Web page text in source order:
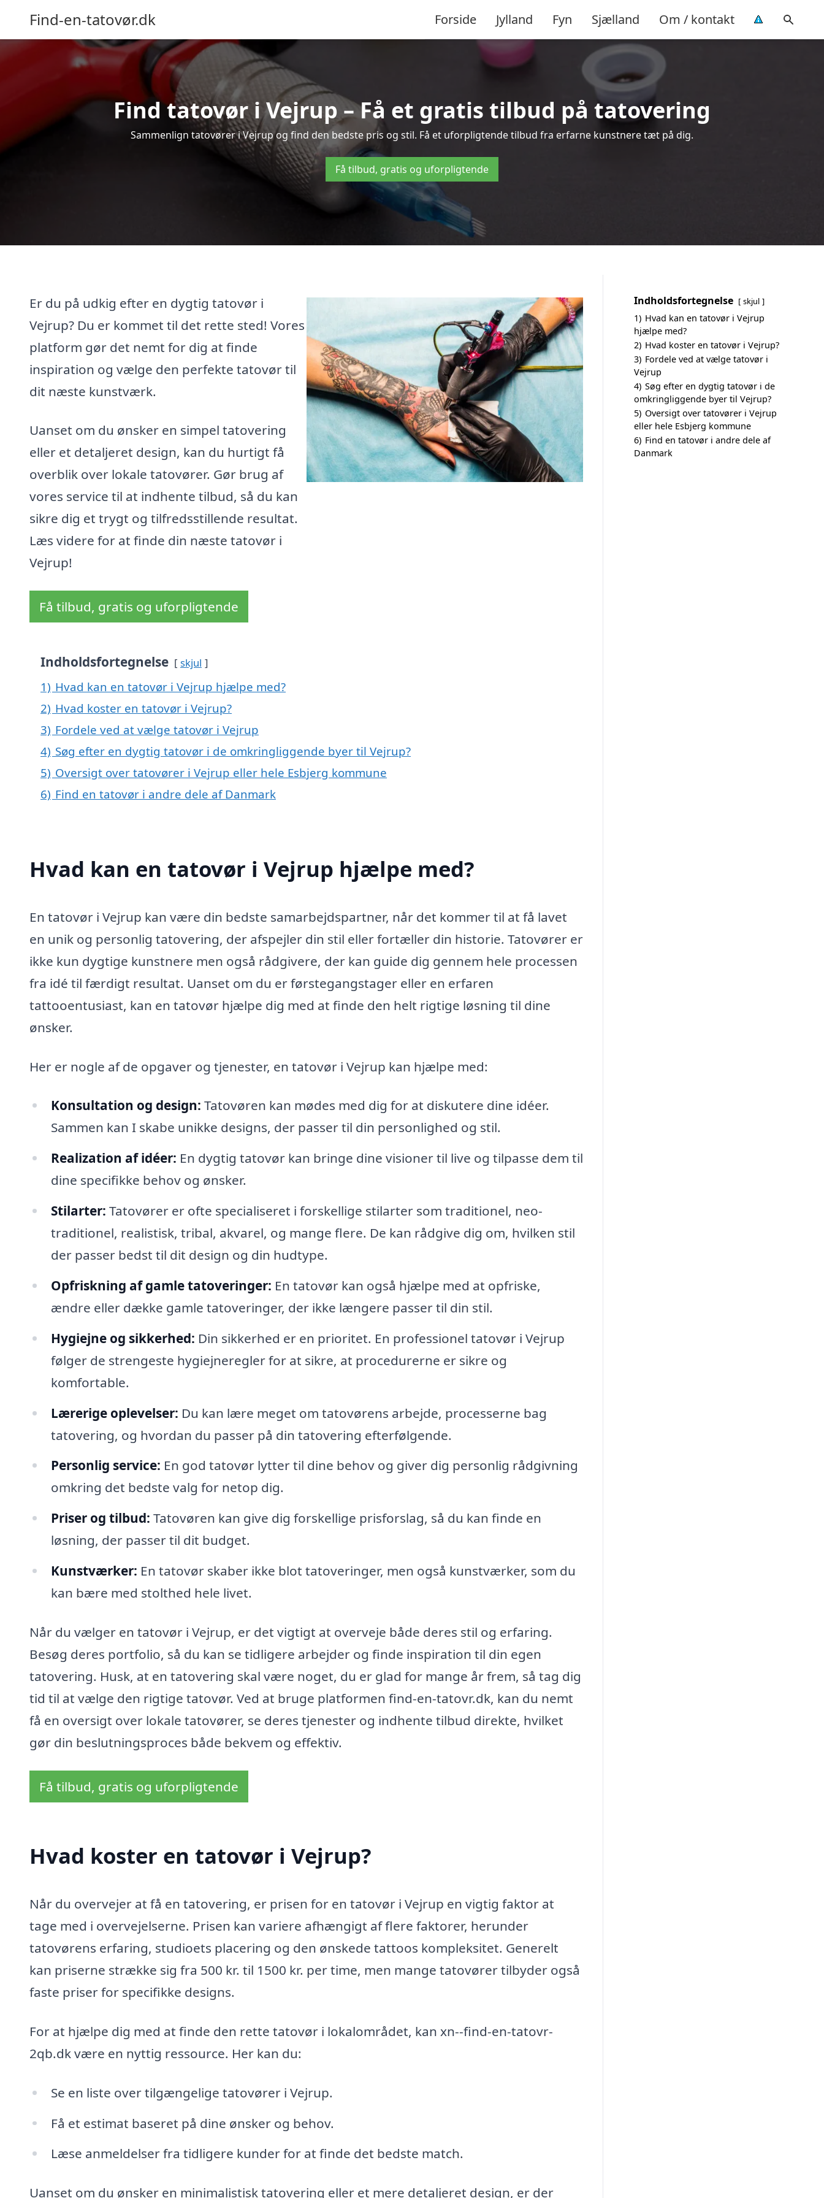
Find-en-tatovør.dk Forside Jylland Fyn Sjælland Om / kontakt
Find tatovør i Vejrup – Få et gratis tilbud på tatovering
Sammenlign tatovører i Vejrup og find den bedste pris og stil. Få et uforpligtende tilbud fra erfarne kunstnere tæt på dig.
Få tilbud, gratis og uforpligtende
Er du på udkig efter en dygtig tatovør i
Vejrup? Du er kommet til det rette sted! Vores
platform gør det nemt for dig at finde
inspiration og vælge den perfekte tatovør til
dit næste kunstværk.
Uanset om du ønsker en simpel tatovering
eller et detaljeret design, kan du hurtigt få
overblik over lokale tatovører. Gør brug af
vores service til at indhente tilbud, så du kan
sikre dig et trygt og tilfredsstillende resultat.
Læs videre for at finde din næste tatovør i
Vejrup!
Få tilbud, gratis og uforpligtende
Indholdsfortegnelse skjul
1) Hvad kan en tatovør i Vejrup hjælpe med?
2) Hvad koster en tatovør i Vejrup?
3) Fordele ved at vælge tatovør i Vejrup
4) Søg efter en dygtig tatovør i de omkringliggende byer til Vejrup?
5) Oversigt over tatovører i Vejrup eller hele Esbjerg kommune
6) Find en tatovør i andre dele af Danmark
Hvad kan en tatovør i Vejrup hjælpe med?
En tatovør i Vejrup kan være din bedste samarbejdspartner, når det kommer til at få lavet
en unik og personlig tatovering, der afspejler din stil eller fortæller din historie. Tatovører er
ikke kun dygtige kunstnere men også rådgivere, der kan guide dig gennem hele processen
fra idé til færdigt resultat. Uanset om du er førstegangstager eller en erfaren
tattooentusiast, kan en tatovør hjælpe dig med at finde den helt rigtige løsning til dine
ønsker.
Her er nogle af de opgaver og tjenester, en tatovør i Vejrup kan hjælpe med:
Konsultation og design: Tatovøren kan mødes med dig for at diskutere dine idéer.
Sammen kan I skabe unikke designs, der passer til din personlighed og stil.
Realization af idéer: En dygtig tatovør kan bringe dine visioner til live og tilpasse dem til
dine specifikke behov og ønsker.
Stilarter: Tatovører er ofte specialiseret i forskellige stilarter som traditionel, neo-
traditionel, realistisk, tribal, akvarel, og mange flere. De kan rådgive dig om, hvilken stil
der passer bedst til dit design og din hudtype.
Opfriskning af gamle tatoveringer: En tatovør kan også hjælpe med at opfriske,
ændre eller dække gamle tatoveringer, der ikke længere passer til din stil.
Hygiejne og sikkerhed: Din sikkerhed er en prioritet. En professionel tatovør i Vejrup
følger de strengeste hygiejneregler for at sikre, at procedurerne er sikre og
komfortable.
Lærerige oplevelser: Du kan lære meget om tatovørens arbejde, processerne bag
tatovering, og hvordan du passer på din tatovering efterfølgende.
Personlig service: En god tatovør lytter til dine behov og giver dig personlig rådgivning
omkring det bedste valg for netop dig.
Priser og tilbud: Tatovøren kan give dig forskellige prisforslag, så du kan finde en
løsning, der passer til dit budget.
Kunstværker: En tatovør skaber ikke blot tatoveringer, men også kunstværker, som du
kan bære med stolthed hele livet.
Når du vælger en tatovør i Vejrup, er det vigtigt at overveje både deres stil og erfaring.
Besøg deres portfolio, så du kan se tidligere arbejder og finde inspiration til din egen
tatovering. Husk, at en tatovering skal være noget, du er glad for mange år frem, så tag dig
tid til at vælge den rigtige tatovør. Ved at bruge platformen find-en-tatovr.dk, kan du nemt
få en oversigt over lokale tatovører, se deres tjenester og indhente tilbud direkte, hvilket
gør din beslutningsproces både bekvem og effektiv.
Få tilbud, gratis og uforpligtende
Hvad koster en tatovør i Vejrup?
Når du overvejer at få en tatovering, er prisen for en tatovør i Vejrup en vigtig faktor at
tage med i overvejelserne. Prisen kan variere afhængigt af flere faktorer, herunder
tatovørens erfaring, studioets placering og den ønskede tattoos kompleksitet. Generelt
kan priserne strække sig fra 500 kr. til 1500 kr. per time, men mange tatovører tilbyder også
faste priser for specifikke designs.
For at hjælpe dig med at finde den rette tatovør i lokalområdet, kan xn--find-en-tatovr-
2qb.dk være en nyttig ressource. Her kan du:
Se en liste over tilgængelige tatovører i Vejrup.
Få et estimat baseret på dine ønsker og behov.
Læse anmeldelser fra tidligere kunder for at finde det bedste match.
Uanset om du ønsker en minimalistisk tatovering eller et mere detaljeret design, er der
Indholdsfortegnelse skjul
1) Hvad kan en tatovør i Vejrup
hjælpe med?
2) Hvad koster en tatovør i Vejrup?
3) Fordele ved at vælge tatovør i
Vejrup
4) Søg efter en dygtig tatovør i de
omkringliggende byer til Vejrup?
5) Oversigt over tatovører i Vejrup
eller hele Esbjerg kommune
6) Find en tatovør i andre dele af
Danmark